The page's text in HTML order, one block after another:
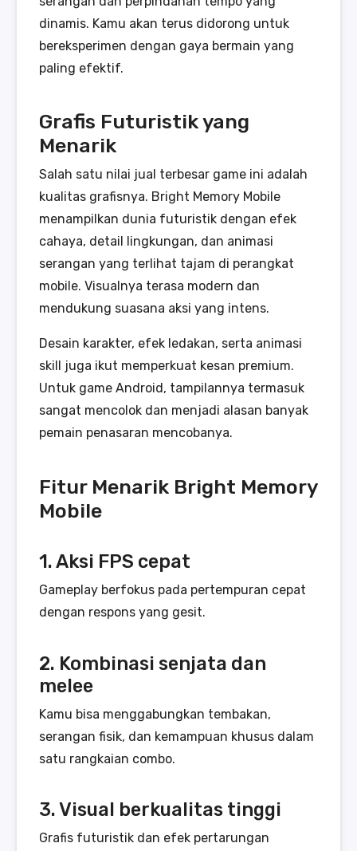
dinamis. Kamu akan terus didorong untuk
bereksperimen dengan gaya bermain yang
paling efektif.
Grafis Futuristik yang
Menarik
Salah satu nilai jual terbesar game ini adalah
kualitas grafisnya. Bright Memory Mobile
menampilkan dunia futuristik dengan efek
cahaya, detail lingkungan, dan animasi
serangan yang terlihat tajam di perangkat
mobile. Visualnya terasa modern dan
mendukung suasana aksi yang intens.
Desain karakter, efek ledakan, serta animasi
skill juga ikut memperkuat kesan premium.
Untuk game Android, tampilannya termasuk
sangat mencolok dan menjadi alasan banyak
pemain penasaran mencobanya.
Fitur Menarik Bright Memory
Mobile
1. Aksi FPS cepat
Gameplay berfokus pada pertempuran cepat
dengan respons yang gesit.
2. Kombinasi senjata dan
melee
Kamu bisa menggabungkan tembakan,
serangan fisik, dan kemampuan khusus dalam
satu rangkaian combo.
3. Visual berkualitas tinggi
Grafis futuristik dan efek pertarungan